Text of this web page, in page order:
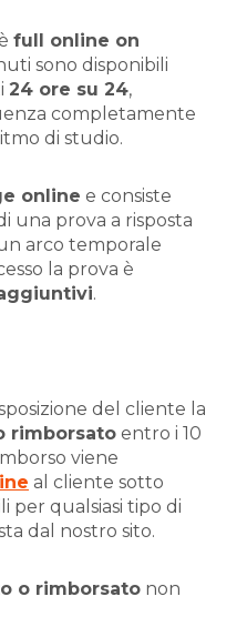
full online on
sono disponibili
24 ore su 24,
completamente
di studio.
online e consiste
una prova a risposta
arco temporale
la prova è
.
del cliente la
rimborsato entro i 10
viene
al cliente sotto
per qualsiasi tipo di
dal nostro sito.
o rimborsato non